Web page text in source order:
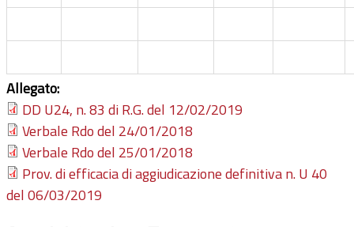
Allegato:
DD U24, n. 83 di R.G. del 12/02/2019
Verbale Rdo del 24/01/2018
Verbale Rdo del 25/01/2018
Prov. di efficacia di aggiudicazione definitiva n. U 40
del 06/03/2019